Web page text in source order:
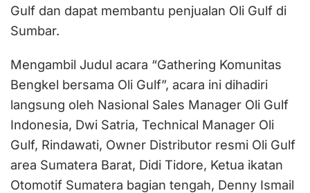
Gulf dan dapat membantu penjualan Oli Gulf di
Sumbar.
Mengambil Judul acara “Gathering Komunitas
Bengkel bersama Oli Gulf”, acara ini dihadiri
langsung oleh Nasional Sales Manager Oli Gulf
Indonesia, Dwi Satria, Technical Manager Oli
Gulf, Rindawati, Owner Distributor resmi Oli Gulf
area Sumatera Barat, Didi Tidore, Ketua ikatan
Otomotif Sumatera bagian tengah, Denny Ismail